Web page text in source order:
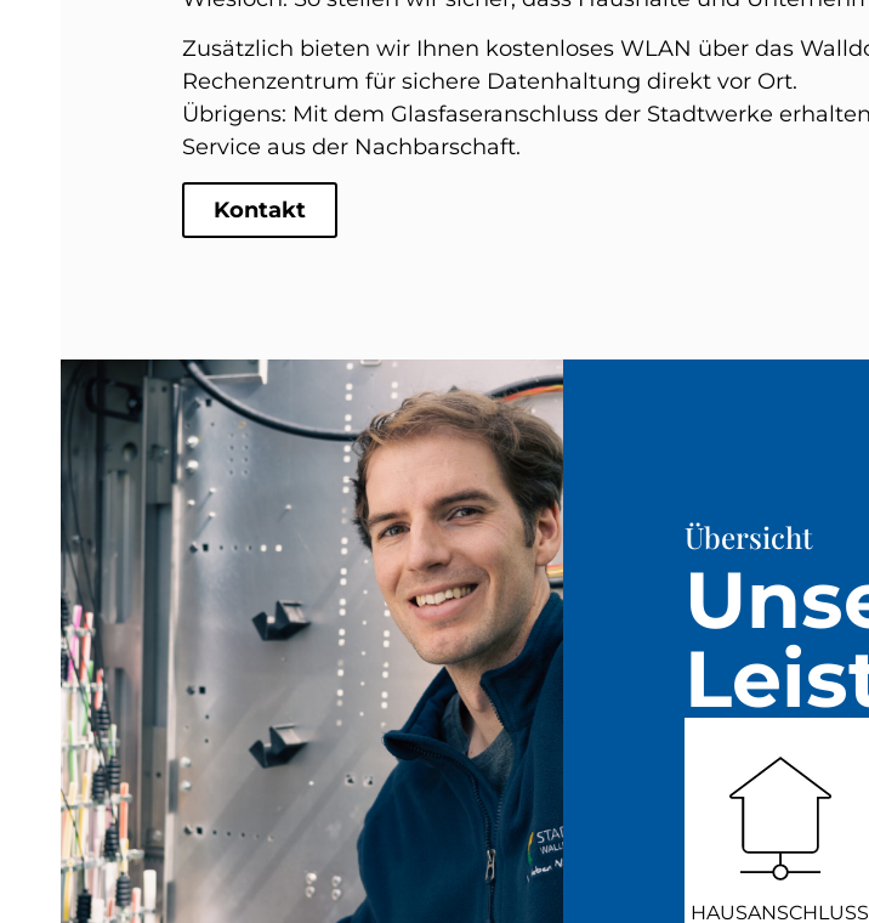
Zusätzlich bieten wir Ihnen kostenloses WLAN über das
Rechenzentrum für sichere Datenhaltung direkt vor Ort.
Übrigens: Mit dem Glasfaseranschluss der Stadtwerke
Service aus der Nachbarschaft.
Kontakt
Übersicht
HAUSANSCHLUSS